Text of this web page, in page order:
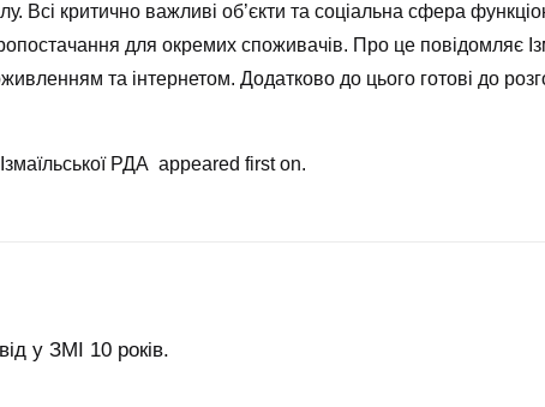
Всі критично важливі об’єкти та соціальна сфера
для окремих споживачів. Про це повідомляє
та інтернетом. Додатково до цього готові до
РДА appeared first on.
у ЗМІ 10 років.